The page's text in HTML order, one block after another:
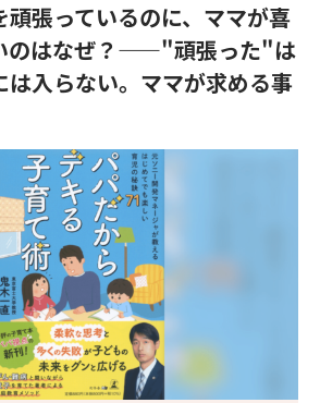
頑張っているのに、ママが喜
のはなぜ？——"頑張った"は
は入らない。ママが求める事